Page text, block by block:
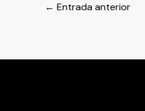
← Entrada anterior